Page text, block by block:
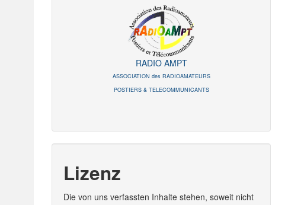
RADIO AMPT
ASSOCIATION des RADIOAMATEURS
POSTIERS & TELECOMMUNICANTS
Lizenz
Die von uns verfassten Inhalte stehen, soweit nicht